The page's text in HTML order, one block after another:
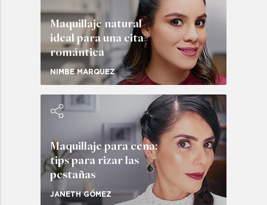
Maquillaje natural
ideal para una cita
romántica
NIMBE MARQUEZ
Maquillaje para cena:
tips para rizar las
pestañas
JANETH GÓMEZ